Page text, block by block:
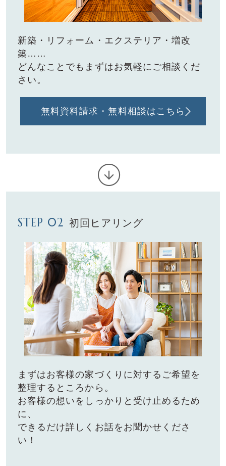
新築・リフォーム・エクステリア・増改
築……
どんなことでもまずはお気軽にご相談くだ
さい。
無料資料請求・無料相談はこちら
STEP 02 初回ヒアリング
まずはお客様の家づくりに対するご希望を
整理するところから。
お客様の想いをしっかりと受け⽌めるため
に、
できるだけ詳しくお話をお聞かせくださ
い！